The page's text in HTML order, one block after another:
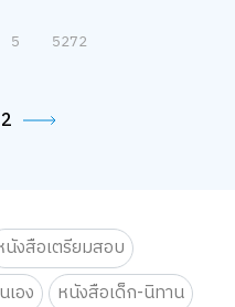
5 5272
2
นังสือเตรียมสอบ
อง
หนังสือเด็ก-นิทาน